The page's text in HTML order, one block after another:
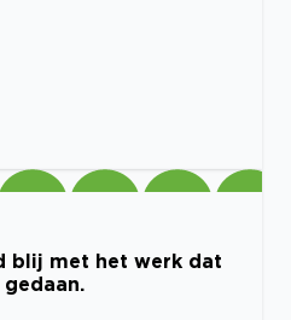
blij met het werk dat